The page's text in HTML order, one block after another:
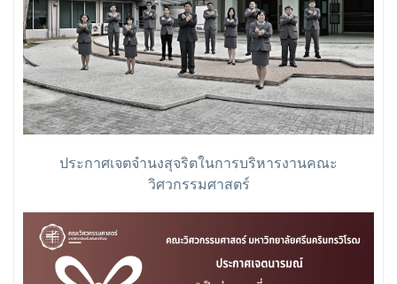
ประกาศเจตจำนงสุจริตในการบริหารงานคณะ
วิศวกรรมศาสตร์